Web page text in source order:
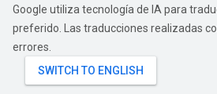
Google utiliza tecnología de IA para
preferido. Las traducciones realizadas
errores.